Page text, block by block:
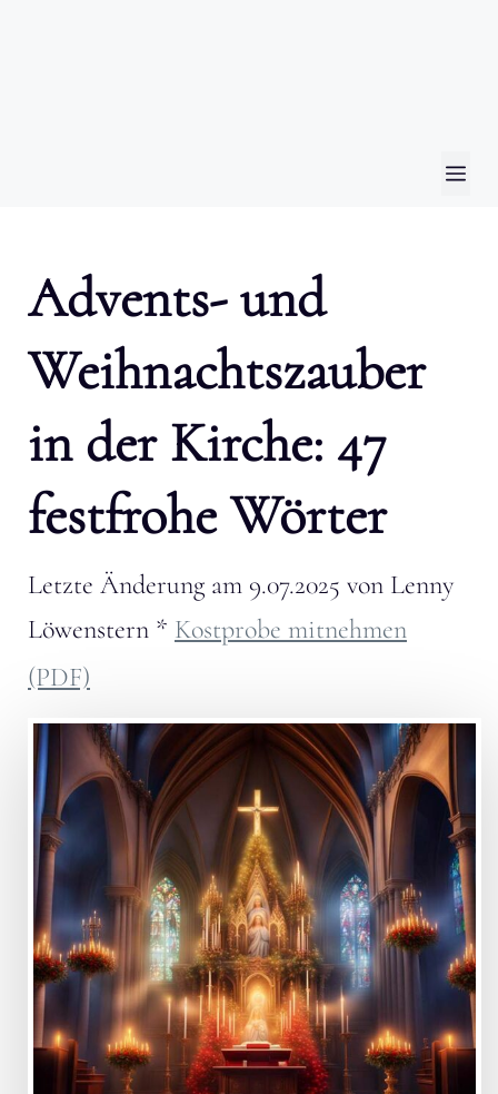
Advents- und
Weihnachtszauber
in der Kirche: 47
festfrohe Wörter
Letzte Änderung am 9.07.2025 von Lenny
Löwenstern * Kostprobe mitnehmen
(PDF)